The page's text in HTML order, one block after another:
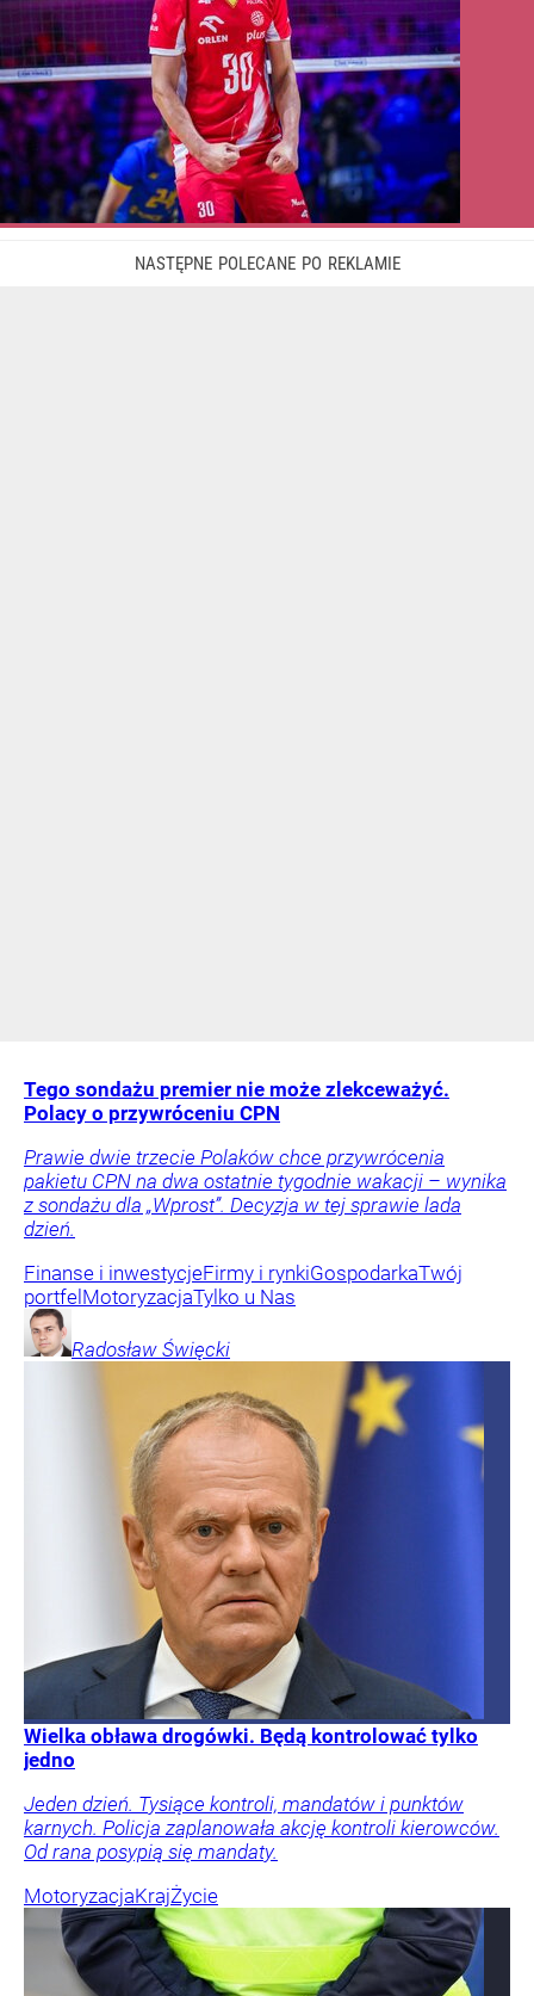
Tego sondażu premier nie może zlekceważyć.
Polacy o przywróceniu CPN
Prawie dwie trzecie Polaków chce przywrócenia
pakietu CPN na dwa ostatnie tygodnie wakacji – wynika
z sondażu dla „Wprost”. Decyzja w tej sprawie lada
dzień.
Finanse i inwestycjeFirmy i rynkiGospodarkaTwój
portfel MotoryzacjaTylko u Nas
Radosław Święcki
Wielka obława drogówki. Będą kontrolować tylko
jedno
Jeden dzień. Tysiące kontroli, mandatów i punktów
karnych. Policja zaplanowała akcję kontroli kierowców.
Od rana posypią się mandaty.
MotoryzacjaKrajŻycie